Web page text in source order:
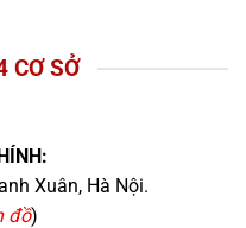
CƠ SỞ
Xuân, Hà Nội.
đồ)